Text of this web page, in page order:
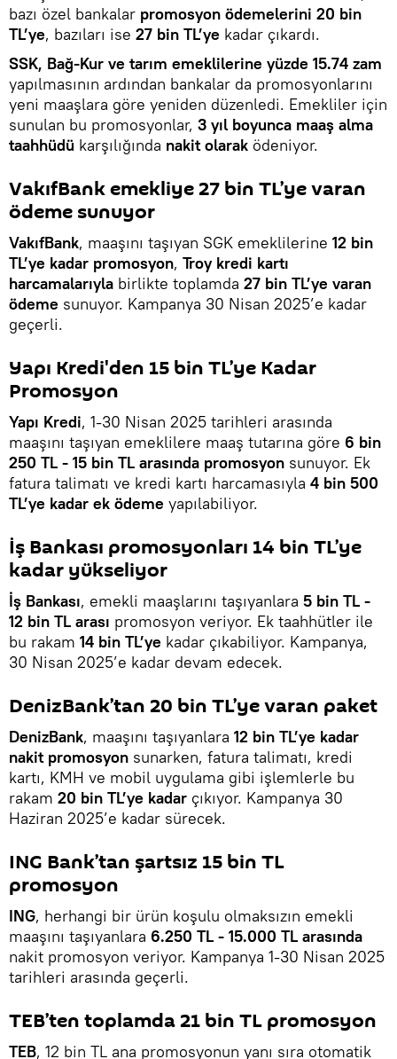
bazı özel bankalar promosyon ödemelerini 20 bin
TL’ye, bazıları ise 27 bin TL’ye kadar çıkardı.
SSK, Bağ-Kur ve tarım emeklilerine yüzde 15.74 zam
yapılmasının ardından bankalar da promosyonlarını
yeni maaşlara göre yeniden düzenledi. Emekliler için
sunulan bu promosyonlar, 3 yıl boyunca maaş alma
taahhüdü karşılığında nakit olarak ödeniyor.
VakıfBank emekliye 27 bin TL’ye varan
ödeme sunuyor
VakıfBank, maaşını taşıyan SGK emeklilerine 12 bin
TL’ye kadar promosyon, Troy kredi kartı
harcamalarıyla birlikte toplamda 27 bin TL’ye varan
ödeme sunuyor. Kampanya 30 Nisan 2025’e kadar
geçerli.
Yapı Kredi'den 15 bin TL’ye Kadar
Promosyon
Yapı Kredi, 1-30 Nisan 2025 tarihleri arasında
maaşını taşıyan emeklilere maaş tutarına göre 6 bin
250 TL - 15 bin TL arasında promosyon sunuyor. Ek
fatura talimatı ve kredi kartı harcamasıyla 4 bin 500
TL’ye kadar ek ödeme yapılabiliyor.
İş Bankası promosyonları 14 bin TL’ye
kadar yükseliyor
İş Bankası, emekli maaşlarını taşıyanlara 5 bin TL -
12 bin TL arası promosyon veriyor. Ek taahhütler ile
bu rakam 14 bin TL’ye kadar çıkabiliyor. Kampanya,
30 Nisan 2025’e kadar devam edecek.
DenizBank’tan 20 bin TL’ye varan paket
DenizBank, maaşını taşıyanlara 12 bin TL’ye kadar
nakit promosyon sunarken, fatura talimatı, kredi
kartı, KMH ve mobil uygulama gibi işlemlerle bu
rakam 20 bin TL’ye kadar çıkıyor. Kampanya 30
Haziran 2025’e kadar sürecek.
ING Bank’tan şartsız 15 bin TL
promosyon
ING, herhangi bir ürün koşulu olmaksızın emekli
maaşını taşıyanlara 6.250 TL - 15.000 TL arasında
nakit promosyon veriyor. Kampanya 1-30 Nisan 2025
tarihleri arasında geçerli.
TEB’ten toplamda 21 bin TL promosyon
TEB, 12 bin TL ana promosyonun yanı sıra otomatik